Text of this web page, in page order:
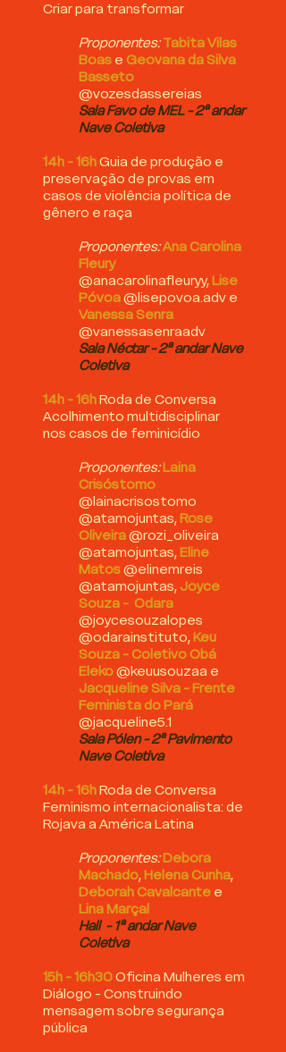
Criar para transformar
Proponentes:Tabita Vilas
Boas e Geovana da Silva
Basseto
@vozesdassereias
Sala Favo de MEL - 2ª andar
Nave Coletiva
14h - 16hGuia de produção e
preservação de provas em
casos de violência política de
gênero e raça
Proponentes:Ana Carolina
Fleury
@anacarolinafleuryy, Lise
Póvoa@lisepovoa.adv e
Vanessa Senra
@vanessasenraadv
Sala Néctar - 2ª andar Nave
Coletiva
14h - 16hRoda de Conversa
Acolhimento multidisciplinar
nos casos de feminicídio
Proponentes: Laina
Crisóstomo
@lainacrisostomo
@atamojuntas, Rose
Oliveira@rozi_oliveira
@atamojuntas, Eline
Matos@elinemreis
@atamojuntas, Joyce
Souza - Odara
@joycesouzalopes
@odarainstituto, Keu
Souza - Coletivo Obá
Eleko@keuusouzaa e
Jacqueline Silva - Frente
Feminista do Pará
@jacqueline5.1
Sala Pólen - 2ª Pavimento
Nave Coletiva
14h - 16hRoda de Conversa
Feminismo internacionalista: de
Rojava a América Latina
Proponentes: Debora
Machado, Helena Cunha,
Deborah Cavalcante e
Lina Marçal
Hall - 1ª andar Nave
Coletiva
15h - 16h30Oficina Mulheres em
Diálogo - Construindo
mensagem sobre segurança
pública